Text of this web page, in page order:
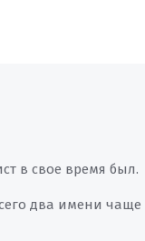
в свое время был.
два имени